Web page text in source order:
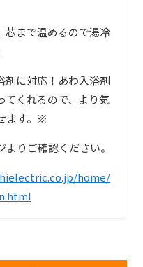
芯まで温めるので湯冷
剤に対応！あわ入浴剤
てくれるので、より気
ます。※
りご確認ください。
home/